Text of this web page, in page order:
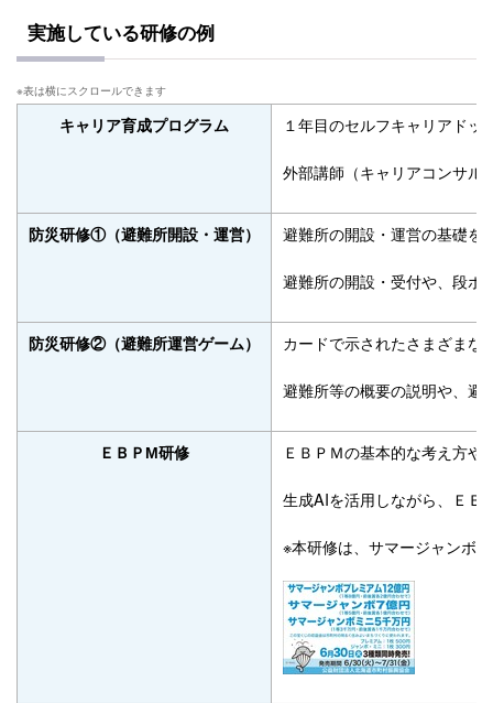
実施している研修の例
キャリア育成プログラム １年目のセルフキャリアド
外部講師（キャリアコンサル
防災研修①（避難所開設・運営） 避難所の開設・運営の基礎を
避難所の開設・受付や、段ボ
防災研修②（避難所運営ゲーム） カードで示されたさまざまな
避難所等の概要の説明や、避
ＥＢＰМ研修 ＥＢＰＭの基本的な考え方
生成AIを活用しながら、ＥＢ
※本研修は、サマージャンボ